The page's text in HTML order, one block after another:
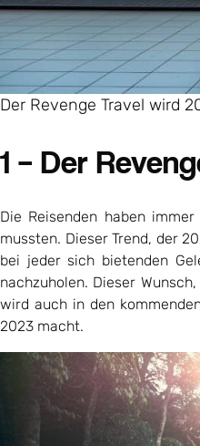
Der Revenge Travel wird
1 – Der
Die Reisenden haben
mussten. Dieser Trend, der
bei jeder sich bietenden
nachzuholen. Dieser
wird auch in den
2023 macht.